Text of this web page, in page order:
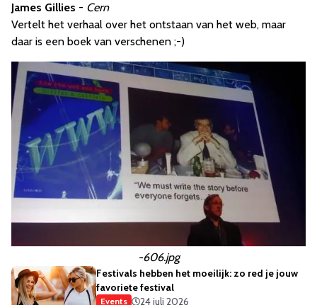
James Gillies - Cern
Vertelt het verhaal over het ontstaan van het web, maar
daar is een boek van verschenen ;-)
-606.jpg
Festivals hebben het moeilijk: zo red je jouw
favoriete festival
Events
24 juli 2026